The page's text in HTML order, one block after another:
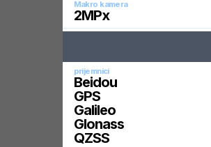
Makro kamera
2MPx
prijemnici
Beidou
GPS
Galileo
Glonass
QZSS